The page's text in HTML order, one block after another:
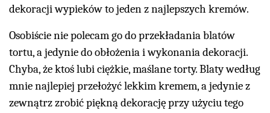
dekoracji wypieków to jeden z najlepszych kremów.
Osobiście nie polecam go do przekładania blatów
tortu, a jedynie do obłożenia i wykonania dekoracji.
Chyba, że ktoś lubi ciężkie, maślane torty. Blaty według
mnie najlepiej przełożyć lekkim kremem, a jedynie z
zewnątrz zrobić piękną dekorację przy użyciu tego